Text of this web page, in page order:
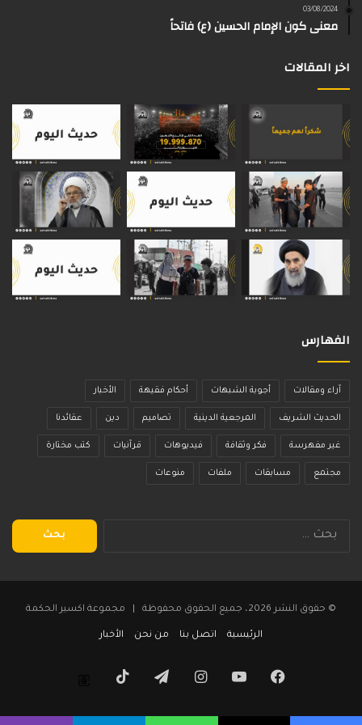
م
03/08/2024
معنى كون الإمام الحسين (ع) فاتحاً
اخر المقالات
الفهارس
آراء ومقالات أجوبة الشبهات أحكام فقيهة الأخبار
الحديث الشريف المرجعية الدينية تصاميم دين عقائدنا
غير مفهرسة فكر وثقافة فيديوهات قرآنيات كتب مختارة
مجتمع مسابقات ملفات منوعات
البحث
© حقوق النشر 2026، جميع الحقوق محفوظة | مجموعة اكسير الحكمة
الرئيسية اتصل بنا من نحن الأخبار
فيسبوكيوتيوب انستقرامتيلقرام